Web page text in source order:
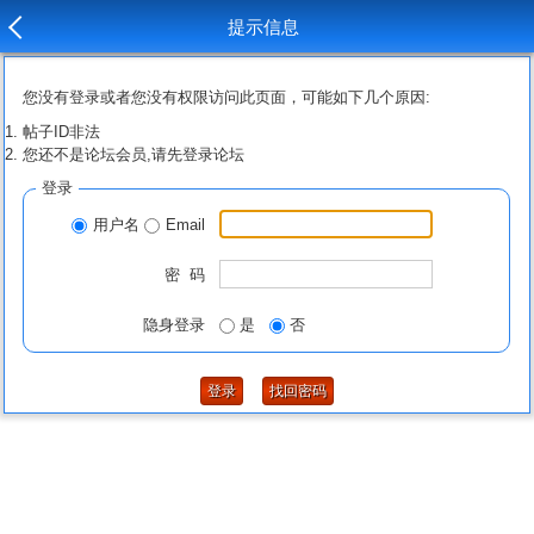
提示信息
您没有登录或者您没有权限访问此页面，可能如下几个原因:
帖子ID非法
您还不是论坛会员,请先登录论坛
登录
用户名 Email
密 码
隐身登录 是 否